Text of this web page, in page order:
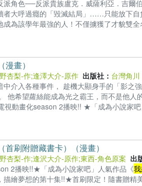
角色──反派貴族盧克．威薩利亞．吉爾
者大呼過癮的「毀滅結局」……只能放下
為該學年最強的人！不僅擄獲了才貌雙
聚集到我的麾下！原先注定會毀滅的反
籍化！ ★カクヨム「異世界奇幻類作品
壓倒性的才能」開創命運，迴避毀滅結
漫畫）
杏梨-作;逢澤大介-原作 出版社： 台灣角川
介入各種事件， 趁機大顯身手的「影之
他希望蘿絲能成為光之霸王，而不是他
動畫化season 2播映!! ★「成為小說家吧
世界異聞奇譚，滿載信念的第十一集!! ★
首刷附贈藏書卡）（漫畫）
杏梨-作;逢沢大介-原作;東西-角色原案 出
2播映!!★「成為小說家吧」人氣作品《
描繪夢想的第十集!!★首刷限定！隨書贈精